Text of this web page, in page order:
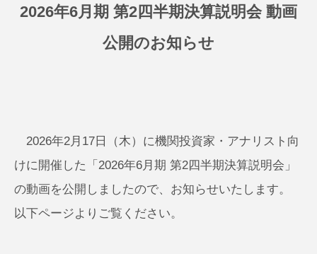
2026年6月期 第2四半期決算説明会 動画
公開のお知らせ
2026年2月17日（木）に機関投資家・アナリスト向
けに開催した「2026年6月期 第2四半期決算説明会」
の動画を公開しましたので、お知らせいたします。
以下ページよりご覧ください。